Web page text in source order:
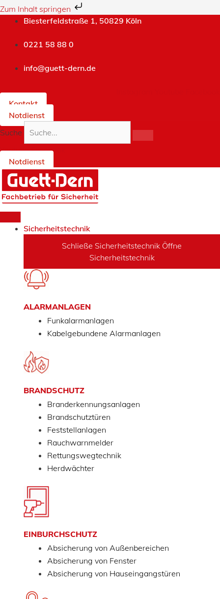
Zum Inhalt springen
springen
Biesterfeldstraße 1, 50829 Köln
0221 58 88 0
info@guett-dern.de
Kontakt
Notdienst
Suche
Youtube Facebook
Notdienst
Sicherheitstechnik
Schließe Sicherheitstechnik Öffne
Sicherheitstechnik
ALARMANLAGEN
Funkalarmanlagen
Kabelgebundene Alarmanlagen
BRANDSCHUTZ
Branderkennungsanlagen
Brandschutztüren
Feststellanlagen
Rauchwarnmelder
Rettungswegtechnik
Herdwächter
EINBURCHSCHUTZ
Absicherung von Außenbereichen
Absicherung von Fenster
Absicherung von Hauseingangstüren